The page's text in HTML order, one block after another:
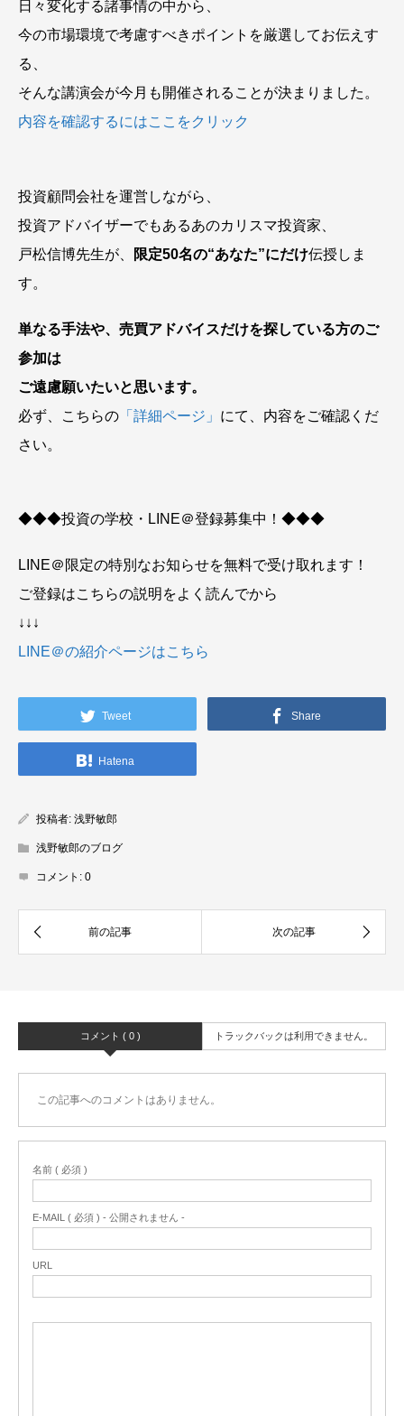
日々変化する諸事情の中から、
今の市場環境で考慮すべきポイントを厳選してお伝えす
る、
そんな講演会が今月も開催されることが決まりました。
内容を確認するにはここをクリック
投資顧問会社を運営しながら、
投資アドバイザーでもあるあのカリスマ投資家、
戸松信博先生が、
限定50名の“あなた”にだけ伝授しま
す。
単なる手法や、売買アドバイスだけを探している方のご
参加は
ご遠慮願いたいと思います。
必ず、こちらの 「詳細ページ」 にて、内容をご確認くだ
さい。
◆◆◆投資の学校・LINE＠登録募集中！◆◆◆
LINE＠限定の特別なお知らせを無料で受け取れます！
ご登録はこちらの説明をよく読んでから
↓↓↓
LINE＠の紹介ページはこちら
Tweet Share
Hatena
投稿者: 浅野敏郎
浅野敏郎のブログ
コメント: 0
コメント ( 0 ) トラックバックは利用できません。
この記事へのコメントはありません。
名前 ( 必須 )
E-MAIL ( 必須 ) - 公開されません -
URL